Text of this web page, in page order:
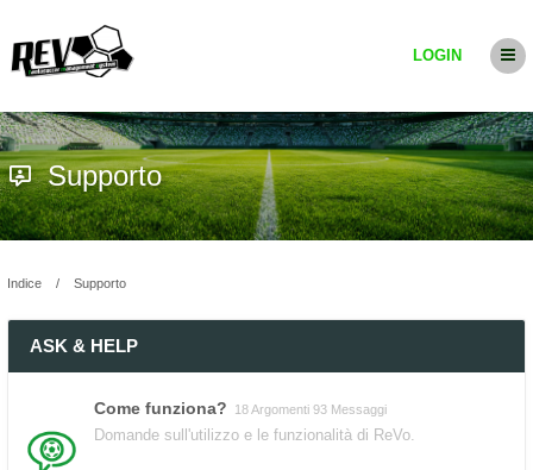
LOGIN
Supporto
Indice Supporto
ASK & HELP
Come funziona? 18 Argomenti 93 Messaggi
Domande sull'utilizzo e le funzionalità di ReVo.